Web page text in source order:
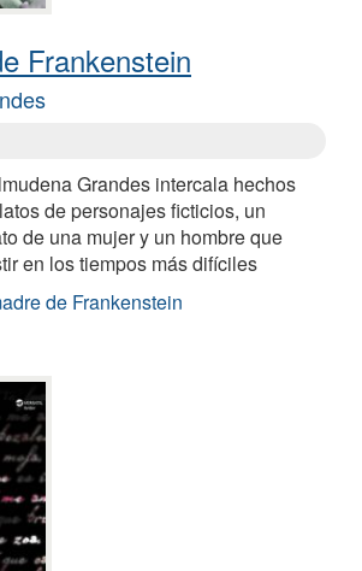
Frankenstein
Grandes intercala hechos
de personajes ficticios, un
de una mujer y un hombre que
en los tiempos más difíciles
de Frankenstein